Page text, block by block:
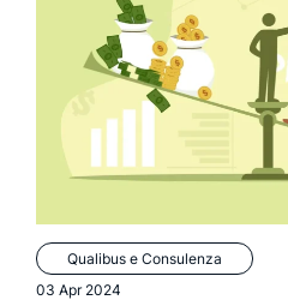
Qualibus e Consulenza
03 Apr 2024